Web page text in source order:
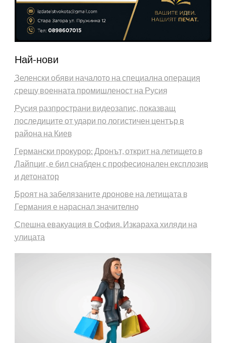
Най-нови
Зеленски обяви началото на специална операция
срещу военната промишленост на Русия
Русия разпространи видеозапис, показващ
последиците от удари по логистичен център в
района на Киев
Германски прокурор: Дронът, открит на летището в
Лайпциг, е бил снабден с професионален експлозив
и детонатор
Броят на забелязаните дронове на летищата в
Германия е нараснал значително
Спешна евакуация в София. Изкараха хиляди на
улицата